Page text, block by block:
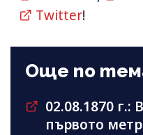
Twitter!
Още по
02.08.1870 г.:
първото